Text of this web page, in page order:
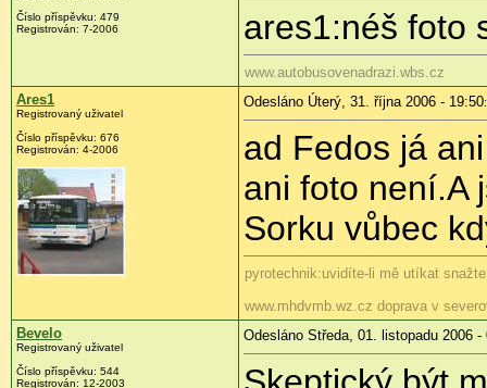
Číslo příspěvku: 479
Registrován: 7-2006
ares1:néš foto
www.autobusovenadrazi.wbs.cz
Ares1
Registrovaný uživatel
Číslo příspěvku: 676
Registrován: 4-2006
Odesláno Úterý, 31. října 2006 - 19:50
ad Fedos já
ani foto není.A
Sorku vůbec
pyrotechnik:uvidíte-li mě utíkat
www.mhdvmb.wz.cz doprava v
Bevelo
Registrovaný uživatel
Číslo příspěvku: 544
Registrován: 12-2003
Odesláno Středa, 01. listopadu 2006 -